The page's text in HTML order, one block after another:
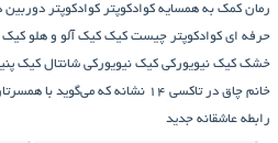
رمان کمک به همسایه کوادکوپتر کوادکوپتر دوربین
حرفه ای کوادکوپتر چیست کیک کیک آلو و هلو کیک
خشک کیک نیویورکی کیک نیویورکی شانتال کیک
خانم چاق در تاکسی ۱۴ نشانه که می‌گوید با همسرتان تفاهم دارید
رابطه عاشقانه جدید